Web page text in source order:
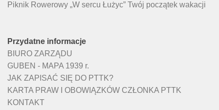
Piknik Rowerowy „W sercu Łużyc” Twój początek wakacji
Przydatne informacje
BIURO ZARZĄDU
GUBEN - MAPA 1939 r.
JAK ZAPISAĆ SIĘ DO PTTK?
KARTA PRAW I OBOWIĄZKÓW CZŁONKA PTTK
KONTAKT